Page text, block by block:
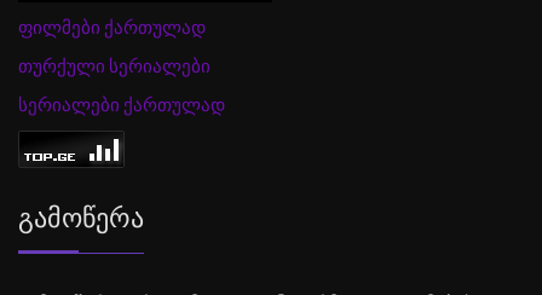
ფილმები ქართულად
თურქული სერიალები
სერიალები ქართულად
Გამოწერა